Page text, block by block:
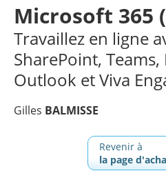
Microsoft 365
Travaillez en ligne
SharePoint,
Outlook et Viva
Gilles BALMISSE
Revenir à
la page